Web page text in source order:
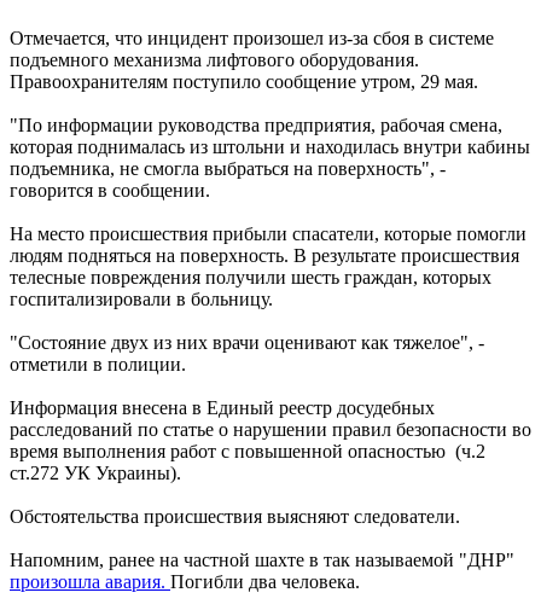
Отмечается, что инцидент произошел из-за сбоя в системе
подъемного механизма лифтового оборудования.
Правоохранителям поступило сообщение утром, 29 мая.
"По информации руководства предприятия, рабочая смена,
которая поднималась из штольни и находилась внутри кабины
подъемника, не смогла выбраться на поверхность", -
говорится в сообщении.
На место происшествия прибыли спасатели, которые помогли
людям подняться на поверхность. В результате происшествия
телесные повреждения получили шесть граждан, которых
госпитализировали в больницу.
"Состояние двух из них врачи оценивают как тяжелое", -
отметили в полиции.
Информация внесена в Единый реестр досудебных
расследований по статье о нарушении правил безопасности во
время выполнения работ с повышенной опасностью (ч.2
ст.272 УК Украины).
Обстоятельства происшествия выясняют следователи.
Напомним, ранее на частной шахте в так называемой "ДНР"
произошла авария. Погибли два человека.